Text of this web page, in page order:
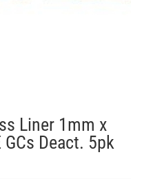
Liner 1mm x
Deact. 5pk